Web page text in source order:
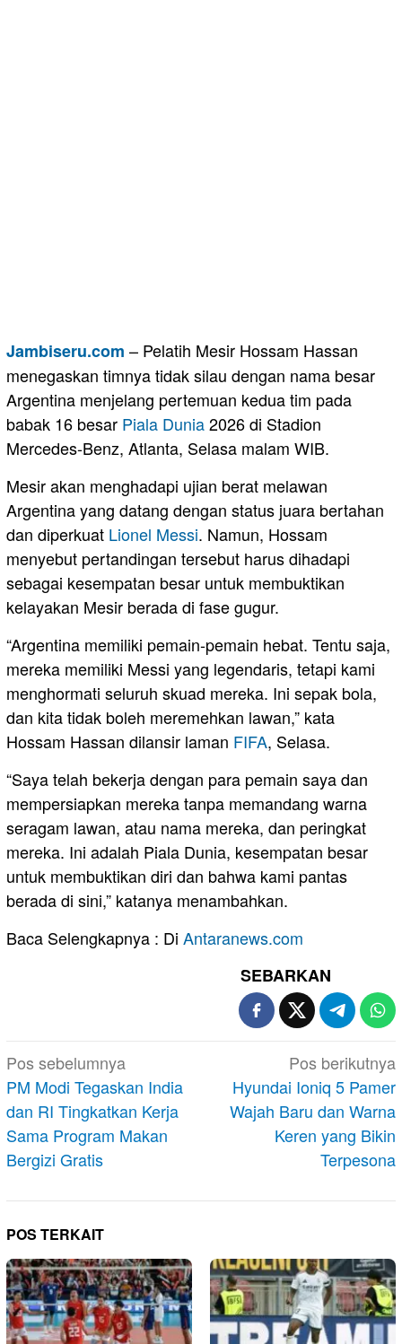
Jambiseru.com – Pelatih Mesir Hossam Hassan
menegaskan timnya tidak silau dengan nama besar
Argentina menjelang pertemuan kedua tim pada
babak 16 besar Piala Dunia2026 di Stadion
Mercedes-Benz, Atlanta, Selasa malam WIB.
Mesir akan menghadapi ujian berat melawan
Argentina yang datang dengan status juara bertahan
dan diperkuat Lionel Messi. Namun, Hossam
menyebut pertandingan tersebut harus dihadapi
sebagai kesempatan besar untuk membuktikan
kelayakan Mesir berada di fase gugur.
“Argentina memiliki pemain-pemain hebat. Tentu saja,
mereka memiliki Messi yang legendaris, tetapi kami
menghormati seluruh skuad mereka. Ini sepak bola,
dan kita tidak boleh meremehkan lawan,” kata
Hossam Hassan dilansir laman FIFA, Selasa.
“Saya telah bekerja dengan para pemain saya dan
mempersiapkan mereka tanpa memandang warna
seragam lawan, atau nama mereka, dan peringkat
mereka. Ini adalah Piala Dunia, kesempatan besar
untuk membuktikan diri dan bahwa kami pantas
berada di sini,” katanya menambahkan.
Baca Selengkapnya : Di Antaranews.com
SEBARKAN
Navigasi
pos
Pos sebelumnya
PM Modi Tegaskan India
dan RI Tingkatkan Kerja
Sama Program Makan
Bergizi Gratis
Pos berikutnya
Hyundai Ioniq 5 Pamer
Wajah Baru dan Warna
Keren yang Bikin
Terpesona
POS TERKAIT